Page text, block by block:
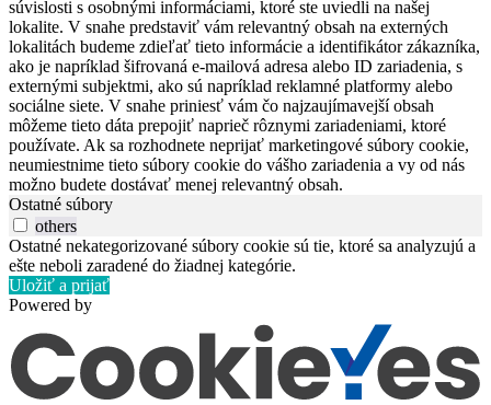
súvislosti s osobnými informáciami, ktoré ste uviedli na našej
lokalite. V snahe predstaviť vám relevantný obsah na externých
lokalitách budeme zdieľať tieto informácie a identifikátor zákazníka,
ako je napríklad šifrovaná e-mailová adresa alebo ID zariadenia, s
externými subjektmi, ako sú napríklad reklamné platformy alebo
sociálne siete. V snahe priniesť vám čo najzaujímavejší obsah
môžeme tieto dáta prepojiť naprieč rôznymi zariadeniami, ktoré
používate. Ak sa rozhodnete neprijať marketingové súbory cookie,
neumiestnime tieto súbory cookie do vášho zariadenia a vy od nás
možno budete dostávať menej relevantný obsah.
Ostatné súbory
others
Ostatné nekategorizované súbory cookie sú tie, ktoré sa analyzujú a
ešte neboli zaradené do žiadnej kategórie.
Uložiť a prijať
Powered by